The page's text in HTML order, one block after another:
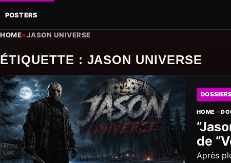
POSTERS
HOME»JASON UNIVERSE
ÉTIQUETTE : JASON UNIVERSE
HOME »
de
Après